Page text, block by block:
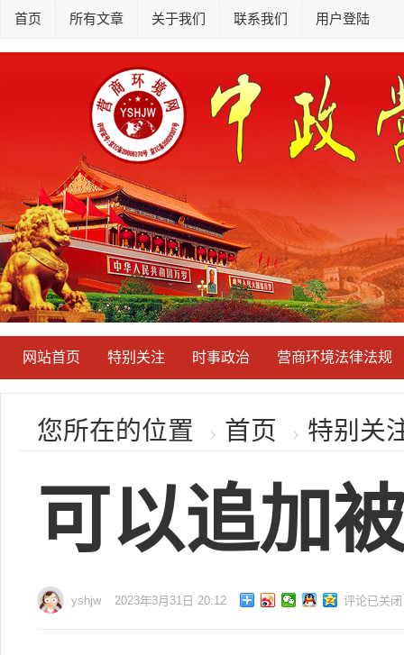
首页 所有文章 关于我们 联系我们 用户登陆
网站首页 特别关注 时事政治 营商环境法律法规
您所在的位置 首页 特别关
可以追加
yshjw 2023年3月31日 20:12 评论已关闭